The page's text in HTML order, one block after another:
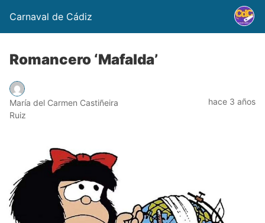
Carnaval de Cádiz
Romancero ‘Mafalda’
María del Carmen Castiñeira
Ruiz
hace 3 años